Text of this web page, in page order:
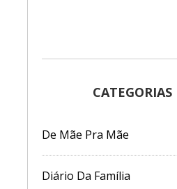
CATEGORIAS
De Mãe Pra Mãe
Diário Da Família